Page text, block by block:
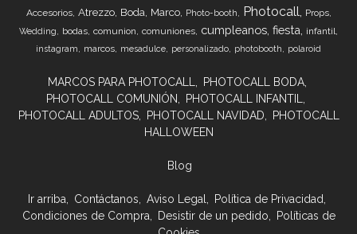
Accesorios Atrezzo Boda Marco Photo-booth Photocall Props
Wedding bodas comunion comuniones cumpleanos fiesta infantil
instagram marcos mesadulce personalizado photobooth polaroid
MARCOS PARA PHOTOCALL
PHOTOCALL BODA
PHOTOCALL COMUNIÓN
PHOTOCALL INFANTIL
PHOTOCALL ADULTOS
PHOTOCALL NAVIDAD
PHOTOCALL
HALLOWEEN
Blog
Ir arriba Contáctanos Aviso Legal
Política de Privacidad
Condiciones de Compra
Desistir de un pedido
Políticas de